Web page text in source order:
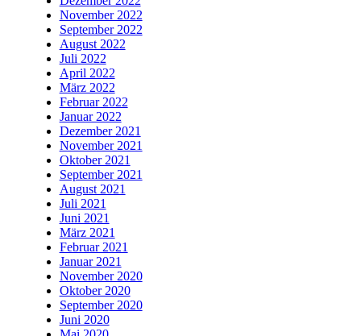
November 2022
September 2022
August 2022
Juli 2022
April 2022
März 2022
Februar 2022
Januar 2022
Dezember 2021
November 2021
Oktober 2021
September 2021
August 2021
Juli 2021
Juni 2021
März 2021
Februar 2021
Januar 2021
November 2020
Oktober 2020
September 2020
Juni 2020